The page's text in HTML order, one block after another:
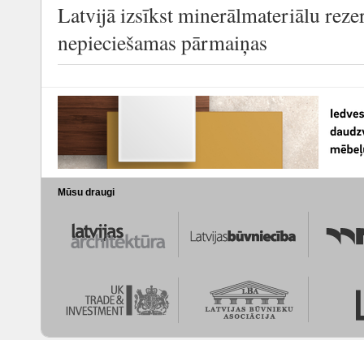
Latvijā izsīkst minerālmateriālu
nepieciešamas pārmaiņas
Mūsu draugi